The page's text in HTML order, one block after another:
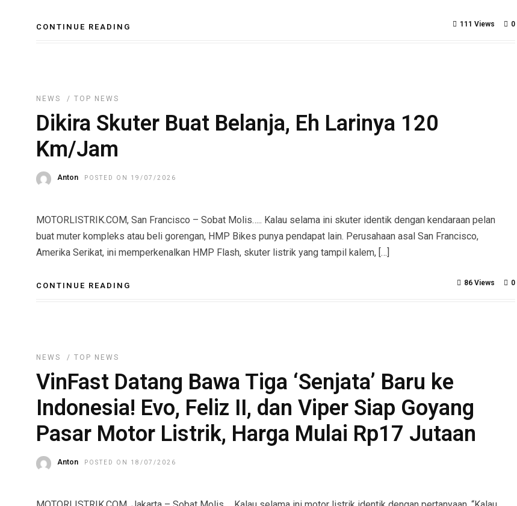
CONTINUE READING 0
111 Views
NEWS / TOP NEWS
Dikira Skuter Buat Belanja, Eh Larinya 120
Km/Jam
Anton POSTED ON 19/07/2026
MOTORLISTRIK.COM, San Francisco – Sobat Molis….. Kalau selama ini skuter identik dengan kendaraan pelan
buat muter kompleks atau beli gorengan, HMP Bikes punya pendapat lain. Perusahaan asal San Francisco,
Amerika Serikat, ini memperkenalkan HMP Flash, skuter listrik yang tampil kalem, […]
CONTINUE READING 0
86 Views
NEWS / TOP NEWS
VinFast Datang Bawa Tiga ‘Senjata’ Baru ke
Indonesia! Evo, Feliz II, dan Viper Siap Goyang
Pasar Motor Listrik, Harga Mulai Rp17 Jutaan
Anton POSTED ON 18/07/2026